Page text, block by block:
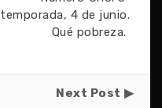
temporada, 4 de junio.
Qué pobreza.
Next Post